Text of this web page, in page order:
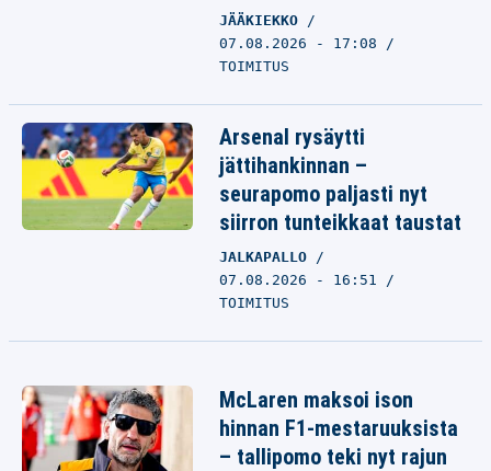
JÄÄKIEKKO
07.08.2026 - 17:08
TOIMITUS
Arsenal rysäytti
jättihankinnan –
seurapomo paljasti nyt
siirron tunteikkaat taustat
JALKAPALLO
07.08.2026 - 16:51
TOIMITUS
McLaren maksoi ison
hinnan F1-mestaruuksista
– tallipomo teki nyt rajun